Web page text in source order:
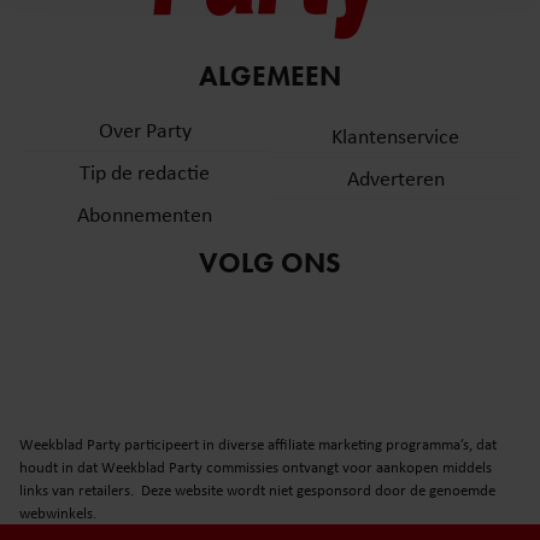
en om ons websiteverkeer te analyseren. Ook delen we
informatie over uw gebruik van onze site met onze
partners voor social media, adverteren en analyse. Deze
informatie die u aan ze heeft verstrekt of die ze hebben
gaat akkoord met onze cookies als u onze website blijft
gebruiken.
ALGEMEEN
Over Party
Tip de redactie
Abonnementen
Klantenservice
Adverteren
VOLG ONS
Weekblad Party participeert in diverse affiliate marketing programma’s, dat
houdt in dat Weekblad Party commissies ontvangt voor aankopen middels
links van retailers. Deze website wordt niet gesponsord door de genoemde
webwinkels.